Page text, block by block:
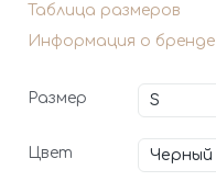
Таблица размеров
Информация о бренде
Размер
Цвет